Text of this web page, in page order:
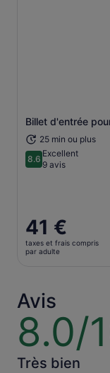
Billet d'entrée
25 min ou plus
8.68.6 sur 10
Excellent
9 avis
Le
prix
est
adulte
41 €
taxes et frais compris
par adulte
Avis
8.0/
8.0
sur
10
Très bien